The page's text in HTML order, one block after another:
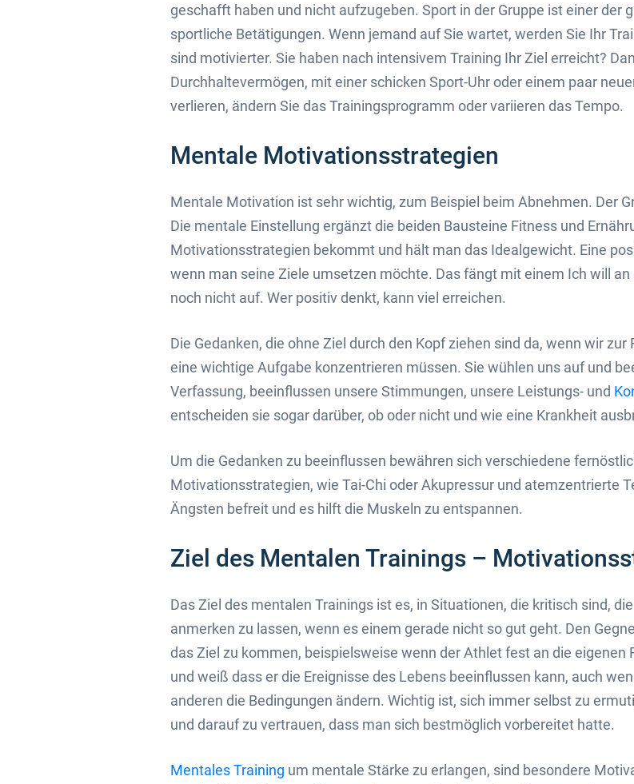
geschafft haben und nicht aufzugeben. Sport in der Gruppe ist einer
sportliche Betätigungen. Wenn jemand auf Sie wartet, werden Sie Ihr
sind motivierter. Sie haben nach intensivem Training Ihr Ziel erreicht?
Durchhaltevermögen, mit einer schicken Sport-Uhr oder einem paar
verlieren, ändern Sie das Trainingsprogramm oder variieren das Tempo.
Mentale Motivationsstrategien
Mentale Motivation ist sehr wichtig, zum Beispiel beim Abnehmen. Der
Die mentale Einstellung ergänzt die beiden Bausteine Fitness und
Motivationsstrategien bekommt und hält man das Idealgewicht. Eine
wenn man seine Ziele umsetzen möchte. Das fängt mit einem Ich will
noch nicht auf. Wer positiv denkt, kann viel erreichen.
Die Gedanken, die ohne Ziel durch den Kopf ziehen sind da, wenn wir
eine wichtige Aufgabe konzentrieren müssen. Sie wühlen uns auf und
Verfassung, beeinflussen unsere Stimmungen, unsere Leistungs- und
entscheiden sie sogar darüber, ob oder nicht und wie eine Krankheit
Um die Gedanken zu beeinflussen bewähren sich verschiedene
Motivationsstrategien, wie Tai-Chi oder Akupressur und atemzentrierte
Ängsten befreit und es hilft die Muskeln zu entspannen.
Ziel des Mentalen Trainings –
Das Ziel des mentalen Trainings ist es, in Situationen, die kritisch sind,
anmerken zu lassen, wenn es einem gerade nicht so gut geht. Den
das Ziel zu kommen, beispielsweise wenn der Athlet fest an die
und weiß dass er die Ereignisse des Lebens beeinflussen kann, auch
anderen die Bedingungen ändern. Wichtig ist, sich immer selbst zu
und darauf zu vertrauen, dass man sich bestmöglich vorbereitet hatte.
Mentales Training um mentale Stärke zu erlangen, sind besondere